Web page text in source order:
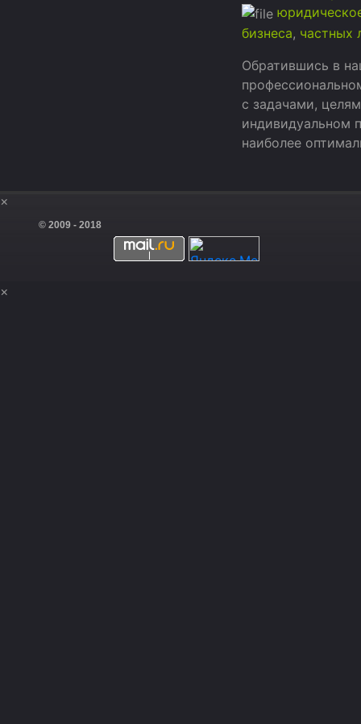
бизнеса, частных
Обратившись в
с задачами,
индивидуальном
наиболее
×
© 2009 - 2018
×